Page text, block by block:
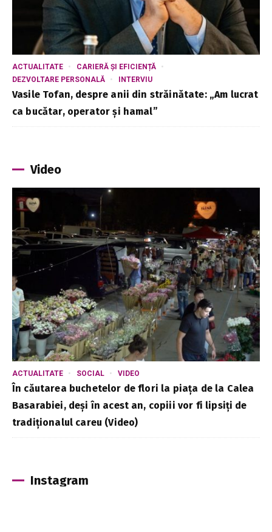
ACTUALITATE
CARIERĂ ȘI EFICIENȚĂ
DEZVOLTARE PERSONALĂ
INTERVIU
Vasile Tofan, despre anii din străinătate: „Am lucrat
ca bucătar, operator și hamal”
Video
ACTUALITATE SOCIAL VIDEO
În căutarea buchetelor de flori la piața de la Calea
Basarabiei, deși în acest an, copiii vor fi lipsiți de
tradiționalul careu (Video)
Instagram